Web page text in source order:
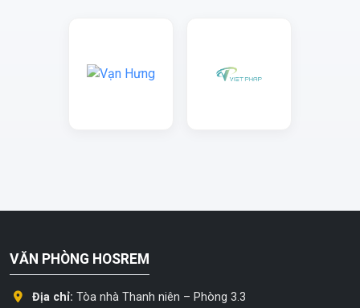
VĂN PHÒNG HOSREM
Địa chỉ: Tòa nhà Thanh niên – Phòng 3.3